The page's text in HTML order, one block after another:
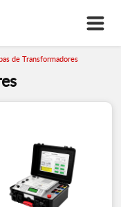
de Transformadores